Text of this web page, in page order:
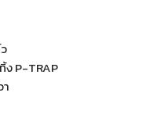
ง P-TRAP